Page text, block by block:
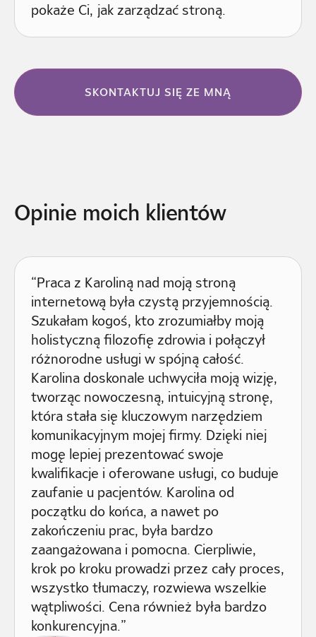
pokaże Ci, jak zarządzać stroną.
SKONTAKTUJ SIĘ ZE MNĄ
Opinie moich klientów
“Praca z Karoliną nad moją stroną
internetową była czystą przyjemnością.
Szukałam kogoś, kto zrozumiałby moją
holistyczną filozofię zdrowia i połączył
różnorodne usługi w spójną całość.
Karolina doskonale uchwyciła moją wizję,
tworząc nowoczesną, intuicyjną stronę,
która stała się kluczowym narzędziem
komunikacyjnym mojej firmy. Dzięki niej
mogę lepiej prezentować swoje
kwalifikacje i oferowane usługi, co buduje
zaufanie u pacjentów. Karolina od
początku do końca, a nawet po
zakończeniu prac, była bardzo
zaangażowana i pomocna. Cierpliwie,
krok po kroku prowadzi przez cały proces,
wszystko tłumaczy, rozwiewa wszelkie
wątpliwości. Cena również była bardzo
konkurencyjna.”